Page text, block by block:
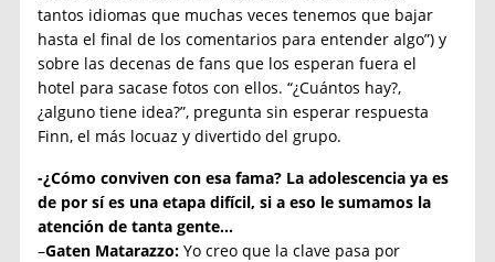
tantos idiomas que muchas veces tenemos que bajar
hasta el final de los comentarios para entender algo”) y
sobre las decenas de fans que los esperan fuera el
hotel para sacase fotos con ellos. “¿Cuántos hay?,
¿alguno tiene idea?”, pregunta sin esperar respuesta
Finn, el más locuaz y divertido del grupo.
-¿Cómo conviven con esa fama? La adolescencia ya es
de por sí es una etapa difícil, si a eso le sumamos la
atención de tanta gente…
–Gaten Matarazzo: Yo creo que la clave pasa por